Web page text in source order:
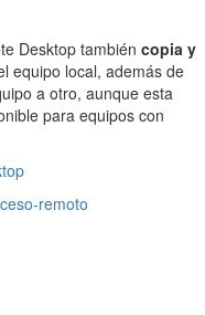
Desktop también copia y
equipo local, además de
a otro, aunque esta
para equipos con
remoto